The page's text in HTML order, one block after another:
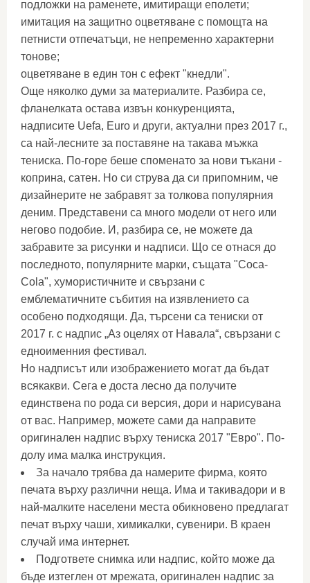
подложки на раменете, имитиращи еполети;
имитация на защитно оцветяване с помощта на
петнисти отпечатъци, не непременно характерни
тонове;
оцветяване в един тон с ефект "кнедли".
Още няколко думи за материалите. Разбира се,
фланелката остава извън конкуренцията,
надписите Uefa, Euro и други, актуални през 2017 г.,
са най-лесните за поставяне на такава мъжка
тениска. По-горе беше споменато за нови тъкани -
коприна, сатен. Но си струва да си припомним, че
дизайнерите не забравят за толкова популярния
деним. Представени са много модели от него или
негово подобие. И, разбира се, не можете да
забравите за рисунки и надписи. Що се отнася до
последното, популярните марки, същата "Coca-
Cola", хумористичните и свързани с
емблематичните събития на изявлението са
особено подходящи. Да, търсени са тениски от
2017 г. с надпис „Аз оцелях от Навала“, свързани с
едноименния фестивал.
Но надписът или изображението могат да бъдат
всякакви. Сега е доста лесно да получите
единствена по рода си версия, дори и нарисувана
от вас. Например, можете сами да направите
оригинален надпис върху тениска 2017 "Евро". По-
долу има малка инструкция.
За начало трябва да намерите фирма, която
печата върху различни неща. Има и такивадори и в
най-малките населени места обикновено предлагат
печат върху чаши, химикалки, сувенири. В краен
случай има интернет.
Подгответе снимка или надпис, който може да
бъде изтеглен от мрежата, оригинален надпис за